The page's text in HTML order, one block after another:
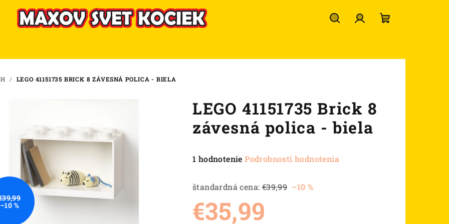
košík
/ LEGO 41151735 BRICK 8 ZÁVESNÁ POLICA - BIELA
LEGO 41151735 Brick 8
závesná polica - biela
Priemerné
produktu
5,0
z
1 hodnotenie Podrobnosti hodnotenia
štandardná cena: €39,99 –10 %
€35,99
–10 %